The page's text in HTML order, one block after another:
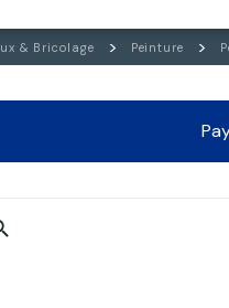
& Bricolage Peinture